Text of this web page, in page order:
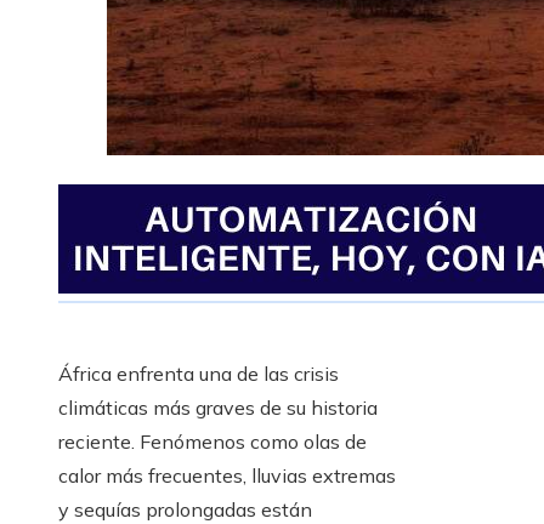
África enfrenta una de las crisis
climáticas más graves de su historia
reciente. Fenómenos como olas de
calor más frecuentes, lluvias extremas
y sequías prolongadas están